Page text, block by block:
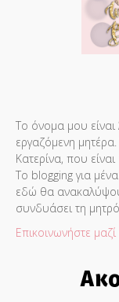
Το όνομα μου είναι
εργαζόμενη
Κατερίνα, που
Το blogging για μένα
εδώ θα
συνδυάσει τη
Επικοινωνήστε μαζί